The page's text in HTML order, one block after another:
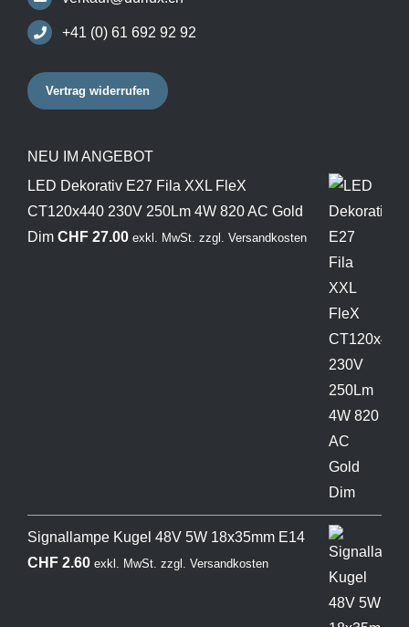
+41 (0) 61 692 92 92
Vertrag widerrufen
NEU IM ANGEBOT
LED Dekorativ E27 Fila XXL FleX
CT120x440 230V 250Lm 4W 820 AC Gold
Dim CHF27.00 exkl. MwSt. zzgl. Versandkosten
Signallampe Kugel 48V 5W 18x35mm E14
CHF2.60 exkl. MwSt. zzgl. Versandkosten